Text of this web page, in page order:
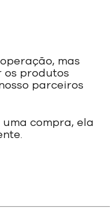
mas
os produtos
parceiros
compra, ela